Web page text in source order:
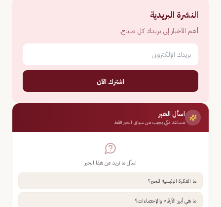
النشرة البريدية
أهم الأخبار إلى بريدك كل صباح.
اشترك الآن
اسأل الخبر
مساعد ذكي يجيب من سياق الخبر فقط
اسأل ما تريد عن هذا الخبر
ما الفكرة الرئيسية للخبر؟
ما هي أبرز الأرقام والإحصاءات؟